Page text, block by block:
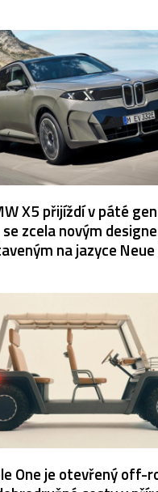
X5 přijíždí v páté
se zcela novým
na jazyce Neue
One je otevřený off-